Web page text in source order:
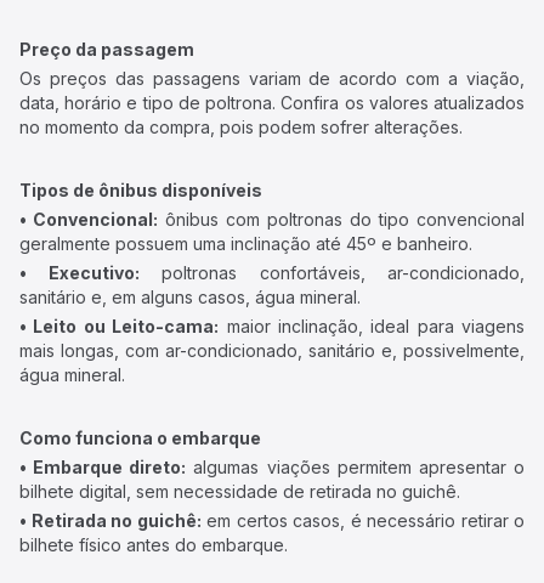
Preço da passagem
Os preços das passagens variam de acordo com a viação,
data, horário e tipo de poltrona. Confira os valores atualizados
no momento da compra, pois podem sofrer alterações.
Tipos de ônibus disponíveis
• Convencional: ônibus com poltronas do tipo convencional
geralmente possuem uma inclinação até 45º e banheiro.
• Executivo: poltronas confortáveis, ar-condicionado,
sanitário e, em alguns casos, água mineral.
• Leito ou Leito-cama: maior inclinação, ideal para viagens
mais longas, com ar-condicionado, sanitário e, possivelmente,
água mineral.
Como funciona o embarque
• Embarque direto: algumas viações permitem apresentar o
bilhete digital, sem necessidade de retirada no guichê.
• Retirada no guichê: em certos casos, é necessário retirar o
bilhete físico antes do embarque.